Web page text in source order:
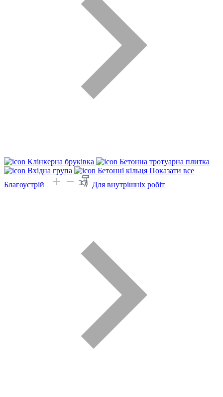
Клінкерна бруківка
Бетонна тротуарна плитка
Вхідна група
Бетонні кільця Показати все
Благоустрій
Для внутрішніх робіт